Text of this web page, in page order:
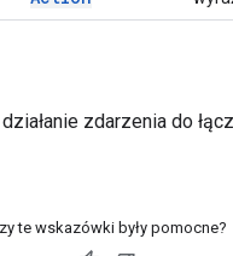
zdarzenia do
te wskazówki były pomocne?